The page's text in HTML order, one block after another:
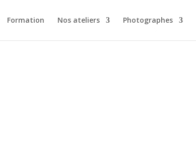
Formation Nos ateliers Photographes